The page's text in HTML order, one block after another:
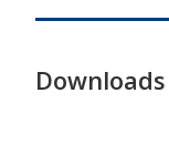
Downloads